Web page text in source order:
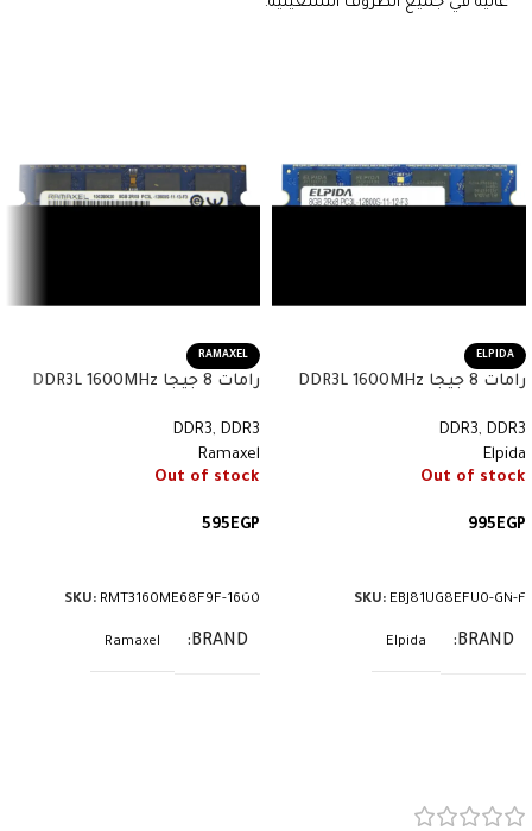
ELPIDA
رامات 8 جيجا DDR3L 1600MHz
EBJ81UG8EFU0-GN-F
DDR3, DDR3
Elpida
Out of stock
995EGP
SKU: EBJ81UG8EFU0-GN-F
BRAND
Elpida
RAMAXEL
رامات 8 جيجا DDR3L 1600MHz
القطعة RMT3160ME68F9F-1600
DDR3, DDR3
Ramaxel
Out of stock
595EGP
SKU: RMT3160ME68F9F-1600
BRAND
Ramaxel